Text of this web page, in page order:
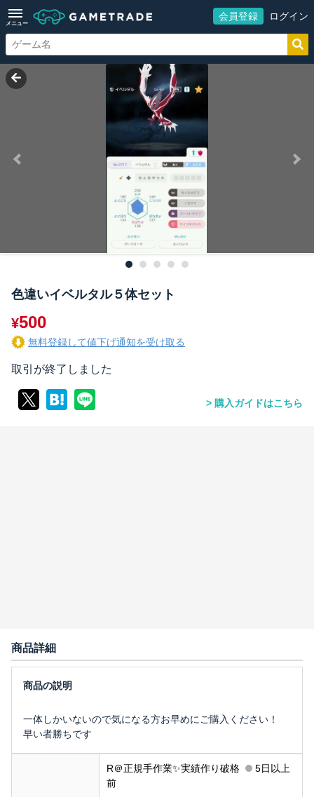
メニュー
会員登録 ログイン
色違いイベルタル５体セット
¥500
無料登録して値下げ通知を受け取る
取引が終了しました
購入ガイドはこちら
商品詳細
一体しかいないので気になる方お早めにご購入ください！
早い者勝ちです
R＠正規手作業✨実績作り破格
5日以上
前